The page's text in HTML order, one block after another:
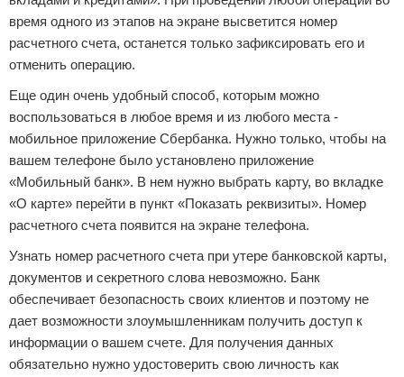
время одного из этапов на экране высветится номер
расчетного счета, останется только зафиксировать его и
отменить операцию.
Еще один очень удобный способ, которым можно
воспользоваться в любое время и из любого места -
мобильное приложение Сбербанка. Нужно только, чтобы на
вашем телефоне было установлено приложение
«Мобильный банк». В нем нужно выбрать карту, во вкладке
«О карте» перейти в пункт «Показать реквизиты». Номер
расчетного счета появится на экране телефона.
Узнать номер расчетного счета при утере банковской карты,
документов и секретного слова невозможно. Банк
обеспечивает безопасность своих клиентов и поэтому не
дает возможности злоумышленникам получить доступ к
информации о вашем счете. Для получения данных
обязательно нужно удостоверить свою личность как